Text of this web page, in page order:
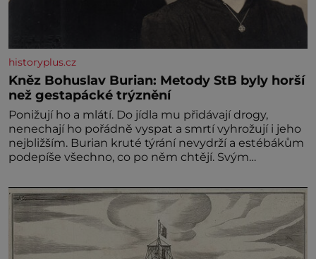
historyplus.cz
Kněz Bohuslav Burian: Metody StB byly horší
než gestapácké trýznění
Ponižují ho a mlátí. Do jídla mu přidávají drogy,
nenechají ho pořádně vyspat a smrtí vyhrožují i jeho
nejbližším. Burian kruté týrání nevydrží a estébákům
podepíše všechno, co po něm chtějí. Svým
výslechů nikdo nevyvíjel fyzický ani psychický nátlak.
Syn brněnského řezníka chce být knězem a